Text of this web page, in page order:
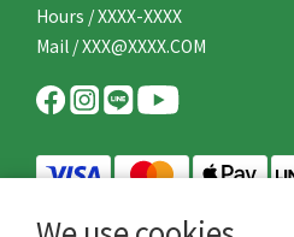
Hours / XXXX-XXXX
Mail / XXX@XXXX.COM